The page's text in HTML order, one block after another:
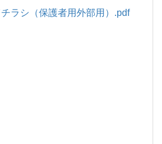
ラシ（保護者用外部用）.pdf